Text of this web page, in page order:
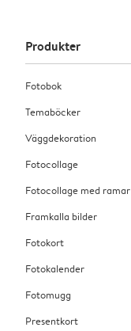
Produkter
Fotobok
Temaböcker
Väggdekoration
Fotocollage
Fotocollage med ramar
Framkalla bilder
Fotokort
Fotokalender
Fotomugg
Presentkort